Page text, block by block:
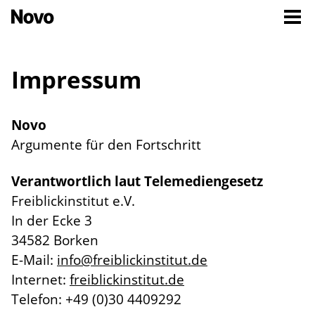
Impressum
Novo
Argumente für den Fortschritt
Verantwortlich laut Telemediengesetz
Freiblickinstitut e.V.
In der Ecke 3
34582 Borken
E-Mail: info@freiblickinstitut.de
Internet: freiblickinstitut.de
Telefon: +49 (0)30 4409292